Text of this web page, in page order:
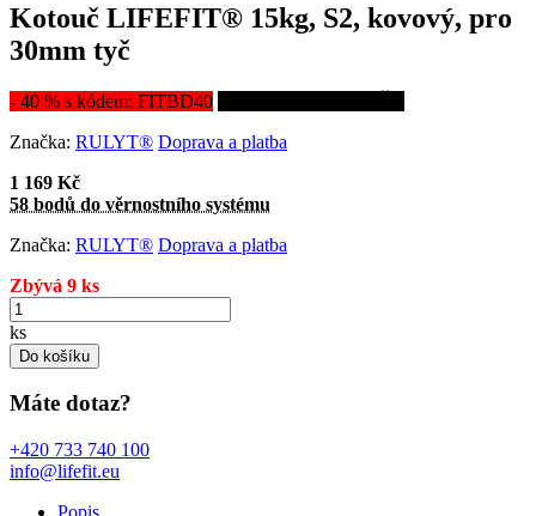
Kotouč LIFEFIT® 15kg, S2, kovový, pro
30mm tyč
- 40 % s kódem: FITBD40
Značka: RULYT® Doprava a platba
1 169 Kč
58 bodů do věrnostního systému
Značka: RULYT® Doprava a platba
Zbývá 9 ks
ks
Do košíku
Máte dotaz?
+420 733 740 100
info@lifefit.eu
Popis